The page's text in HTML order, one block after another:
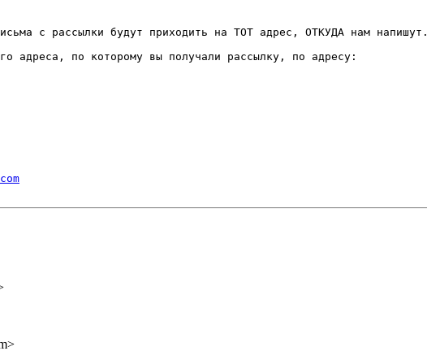
с рассылки будут приходить на ТОТ адрес, ОТКУДА нам напишут.
адреса, по которому вы получали рассылку, по адресу: